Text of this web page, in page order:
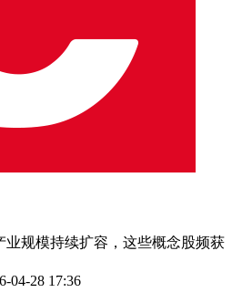
规模持续扩容，这些概念股频获
04-28 17:36